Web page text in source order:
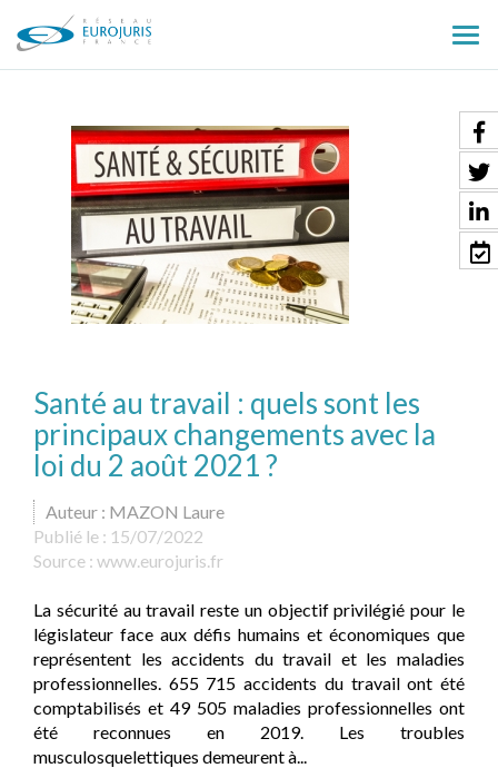
le
Santé au travail : quels sont les
principaux changements avec la
loi du 2 août 2021 ?
Auteur : MAZON Laure
Publié le : 15/07/2022
Source : www.eurojuris.fr
La sécurité au travail reste un objectif privilégié pour le
législateur face aux défis humains et économiques que
représentent les accidents du travail et les maladies
professionnelles. 655 715 accidents du travail ont été
comptabilisés et 49 505 maladies professionnelles ont
été reconnues en 2019. Les troubles
musculosquelettiques demeurent à...